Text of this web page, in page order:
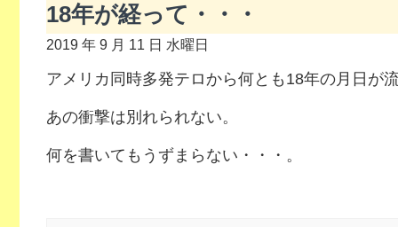
18年が経って・・・
2019 年 9 月 11 日 水曜日
アメリカ同時多発テロから何とも18年の月日が
あの衝撃は別れられない。
何を書いてもうずまらない・・・。